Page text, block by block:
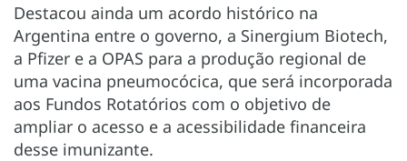
Destacou ainda um acordo histórico na
Argentina entre o governo, a Sinergium Biotech,
a Pfizer e a OPAS para a produção regional de
uma vacina pneumocócica, que será incorporada
aos Fundos Rotatórios com o objetivo de
ampliar o acesso e a acessibilidade financeira
desse imunizante.